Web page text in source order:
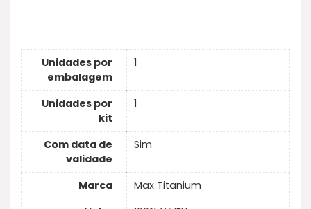
Unidades por
embalagem
1
Unidades por
kit
1
Com data de
validade
Sim
Marca
Max Titanium